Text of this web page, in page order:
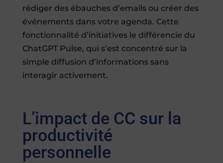
rédiger des ébauches d’emails ou créer des
événements dans votre agenda. Cette
fonctionnalité d’initiatives le différencie du
ChatGPT Pulse, qui s’est concentré sur la
simple diffusion d’informations sans
interagir activement.
L’impact de CC sur la
productivité
personnelle